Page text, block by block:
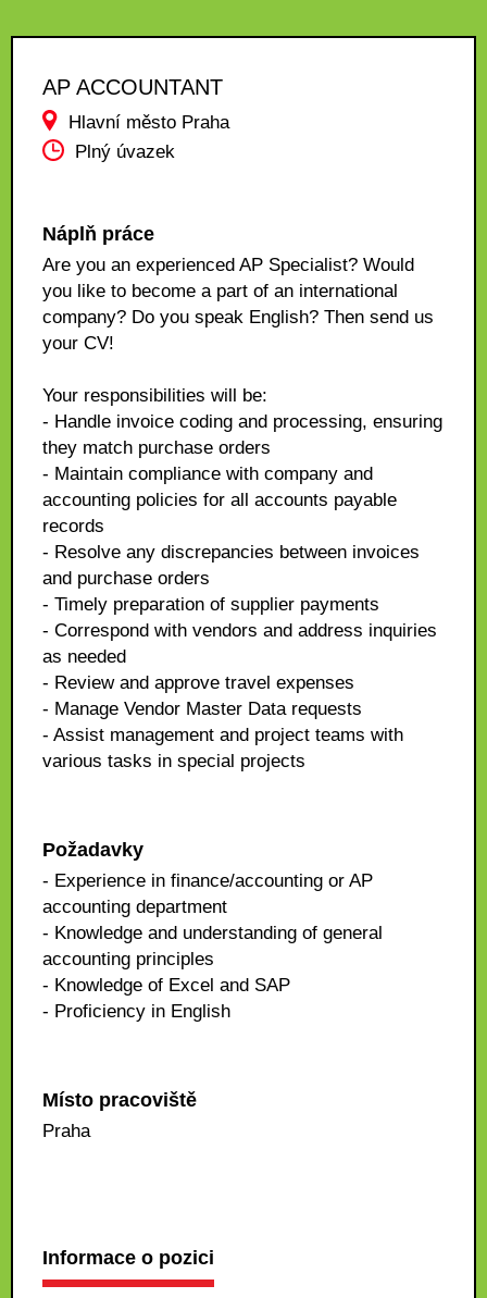
AP ACCOUNTANT
Hlavní město Praha
Plný úvazek
Náplň práce
Are you an experienced AP Specialist? Would
you like to become a part of an international
company? Do you speak English? Then send us
your CV!
Your responsibilities will be:
- Handle invoice coding and processing, ensuring
they match purchase orders
- Maintain compliance with company and
accounting policies for all accounts payable
records
- Resolve any discrepancies between invoices
and purchase orders
- Timely preparation of supplier payments
- Correspond with vendors and address inquiries
as needed
- Review and approve travel expenses
- Manage Vendor Master Data requests
- Assist management and project teams with
various tasks in special projects
Požadavky
- Experience in finance/accounting or AP
accounting department
- Knowledge and understanding of general
accounting principles
- Knowledge of Excel and SAP
- Proficiency in English
Místo pracoviště
Praha
Informace o pozici